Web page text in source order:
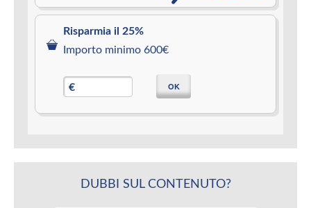
Risparmia il 25%
Importo minimo 600€
€ OK
DUBBI SUL CONTENUTO?